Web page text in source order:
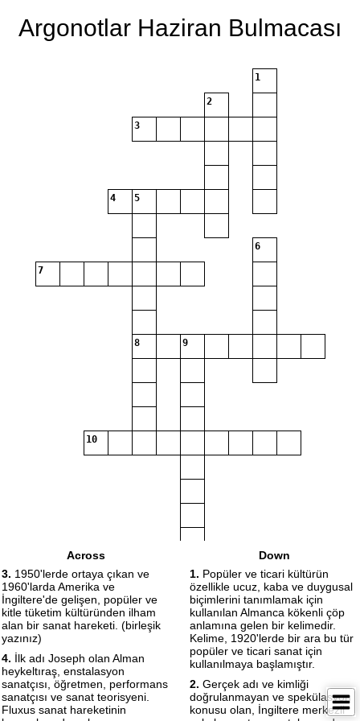
Argonotlar Haziran Bulmacası
1
2
3
4 5
6
7
8 9
10
Across
3. 1950'lerde ortaya çıkan ve
1960'larda Amerika ve
İngiltere'de gelişen, popüler ve
kitle tüketim kültüründen ilham
alan bir sanat hareketi. (birleşik
yazınız)
4. İlk adı Joseph olan Alman
heykeltıraş, enstalasyon
sanatçısı, öğretmen, performans
sanatçısı ve sanat teorisyeni.
Fluxus sanat hareketinin
Down
1. Popüler ve ticari kültürün
özellikle ucuz, kaba ve duygusal
biçimlerini tanımlamak için
kullanılan Almanca kökenli çöp
anlamına gelen bir kelimedir.
Kelime, 1920'lerde bir ara bu tür
popüler ve ticari sanat için
kullanılmaya başlamıştır.
2. Gerçek adı ve kimliği
doğrulanmayan ve spekülasyon
konusu olan, İngiltere merkezli